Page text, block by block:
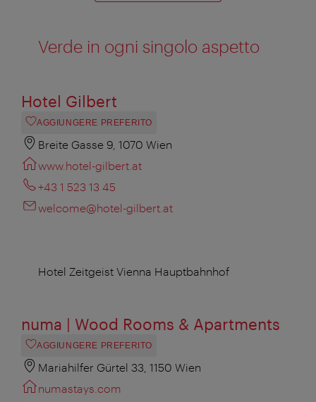
Verde in ogni singolo aspetto
Hotel Gilbert
AGGIUNGERE PREFERITO
Breite Gasse 9, 1070 Wien
www.hotel-gilbert.at
+43 1 523 13 45
welcome@hotel-gilbert.at
Hotel Zeitgeist Vienna Hauptbahnhof
numa | Wood Rooms & Apartments
AGGIUNGERE PREFERITO
Mariahilfer Gürtel 33, 1150 Wien
numastays.com